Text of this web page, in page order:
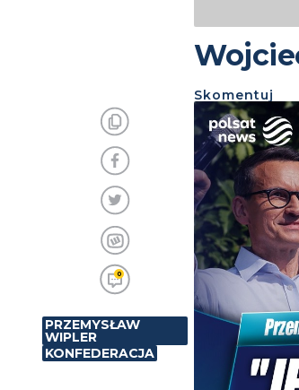
Skomentuj
0
PRZEMYSŁAW
WIPLER
KONFEDERACJA